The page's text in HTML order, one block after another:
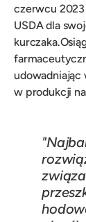
czerwcu 2023
USDA dla
w produkcji